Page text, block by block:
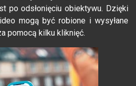
po odsłonięciu obiektywu. Dzięki
mogą być robione i wysyłane
pomocą kilku kliknięć.